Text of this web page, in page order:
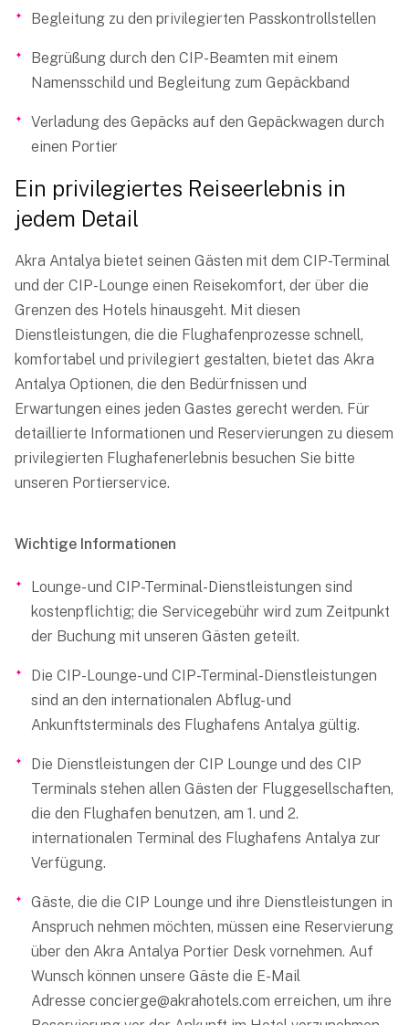
Begleitung zu den privilegierten Passkontrollstellen
Begrüßung durch den CIP-Beamten mit einem
Namensschild und Begleitung zum Gepäckband
Verladung des Gepäcks auf den Gepäckwagen durch
einen Portier
Ein privilegiertes Reiseerlebnis in
jedem Detail
Akra Antalya bietet seinen Gästen mit dem CIP-Terminal
und der CIP-Lounge einen Reisekomfort, der über die
Grenzen des Hotels hinausgeht. Mit diesen
Dienstleistungen, die die Flughafenprozesse schnell,
komfortabel und privilegiert gestalten, bietet das Akra
Antalya Optionen, die den Bedürfnissen und
Erwartungen eines jeden Gastes gerecht werden. Für
detaillierte Informationen und Reservierungen zu diesem
privilegierten Flughafenerlebnis besuchen Sie bitte
unseren Portierservice.
Wichtige Informationen
Lounge- und CIP-Terminal-Dienstleistungen sind
kostenpflichtig; die Servicegebühr wird zum Zeitpunkt
der Buchung mit unseren Gästen geteilt.
Die CIP-Lounge- und CIP-Terminal-Dienstleistungen
sind an den internationalen Abflug- und
Ankunftsterminals des Flughafens Antalya gültig.
Die Dienstleistungen der CIP Lounge und des CIP
Terminals stehen allen Gästen der Fluggesellschaften,
die den Flughafen benutzen, am 1. und 2.
internationalen Terminal des Flughafens Antalya zur
Verfügung.
Gäste, die die CIP Lounge und ihre Dienstleistungen in
Anspruch nehmen möchten, müssen eine Reservierung
über den Akra Antalya Portier Desk vornehmen. Auf
Wunsch können unsere Gäste die E-Mail
Adresse concierge@akrahotels.com erreichen, um ihre